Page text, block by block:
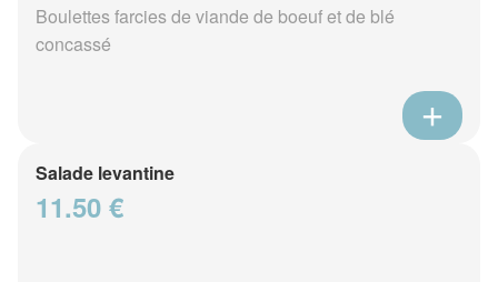
Boulettes farcies de viande de boeuf et de blé
concassé
Salade levantine
11.50 €